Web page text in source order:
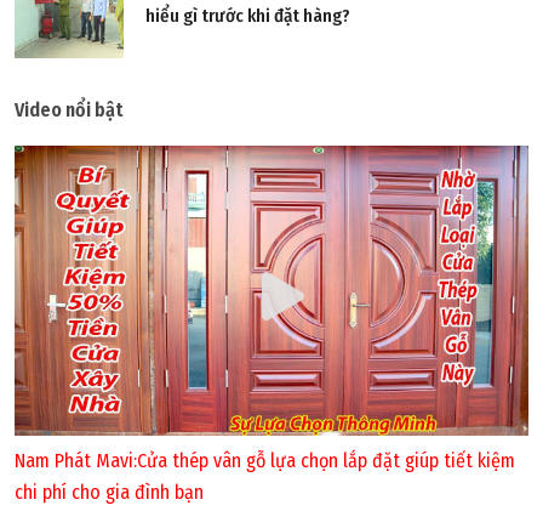
hiểu gì trước khi đặt hàng?
Video nổi bật
Nam Phát Mavi:Cửa thép vân gỗ lựa chọn lắp đặt giúp tiết kiệm
chi phí cho gia đình bạn